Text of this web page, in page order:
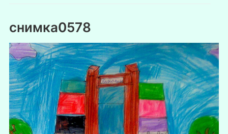
снимка0578